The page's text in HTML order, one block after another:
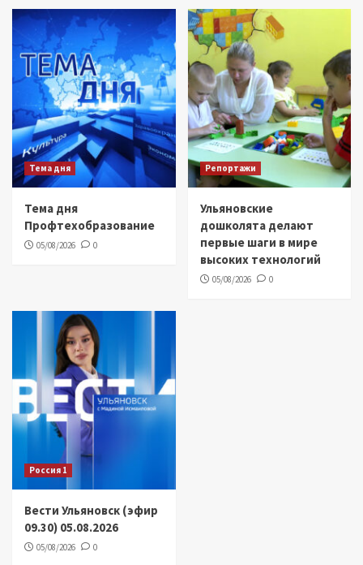
Тема дня
Тема дня
Профтехобразование
05/08/2026 0
Репортажи
Ульяновские
дошколята делают
первые шаги в мире
высоких технологий
05/08/2026 0
Россия 1
Вести Ульяновск (эфир
09.30) 05.08.2026
05/08/2026 0